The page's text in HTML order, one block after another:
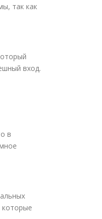
так как
вход.
в
которые